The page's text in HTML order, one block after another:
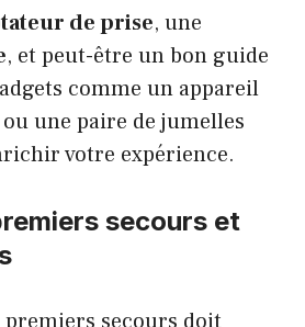
de prise, une
, et peut-être un bon guide
comme un appareil
une paire de jumelles
votre expérience.
secours et
secours doit